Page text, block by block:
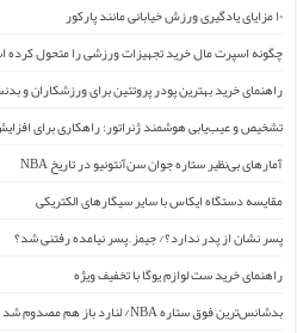
۱۰ مزایای یادگیری ورزش خیابانی مانند پارکور
چگونه اسپرت مال خرید تجهیزات ورزشی را متحول
راهنمای خرید بهترین پودر پروتئین برای ورزشکاران و
تشخیص و عیب‌یابی هوشمند ژنراتور: راهکاری برای
آمارهای بی‌نظیر ستاره جوان سن‌آنتونیو در تاریخ NBA
مقایسه دستگاه ایکاس با سایر سیگارهای الکتریکی
پسر نشان از پدر ندارد؟/ جیمز ِ پسر نیامده رفتنی شد؟
راهنمای خرید ست لوازم یوگا با تخفیف ویژه
بدشانس‌ترین فوق ستاره NBA/ لنارد باز هم مصدوم شد